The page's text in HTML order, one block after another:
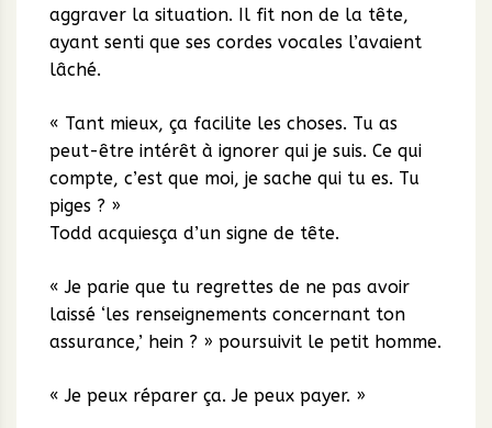
aggraver la situation. Il fit non de la tête,
ayant senti que ses cordes vocales l’avaient
lâché.
« Tant mieux, ça facilite les choses. Tu as
peut-être intérêt à ignorer qui je suis. Ce qui
compte, c’est que moi, je sache qui tu es. Tu
piges ? »
Todd acquiesça d’un signe de tête.
« Je parie que tu regrettes de ne pas avoir
laissé ‘les renseignements concernant ton
assurance,’ hein ? » poursuivit le petit homme.
« Je peux réparer ça. Je peux payer. »